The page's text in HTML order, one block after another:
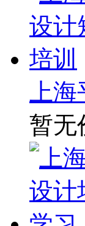
上
暂无